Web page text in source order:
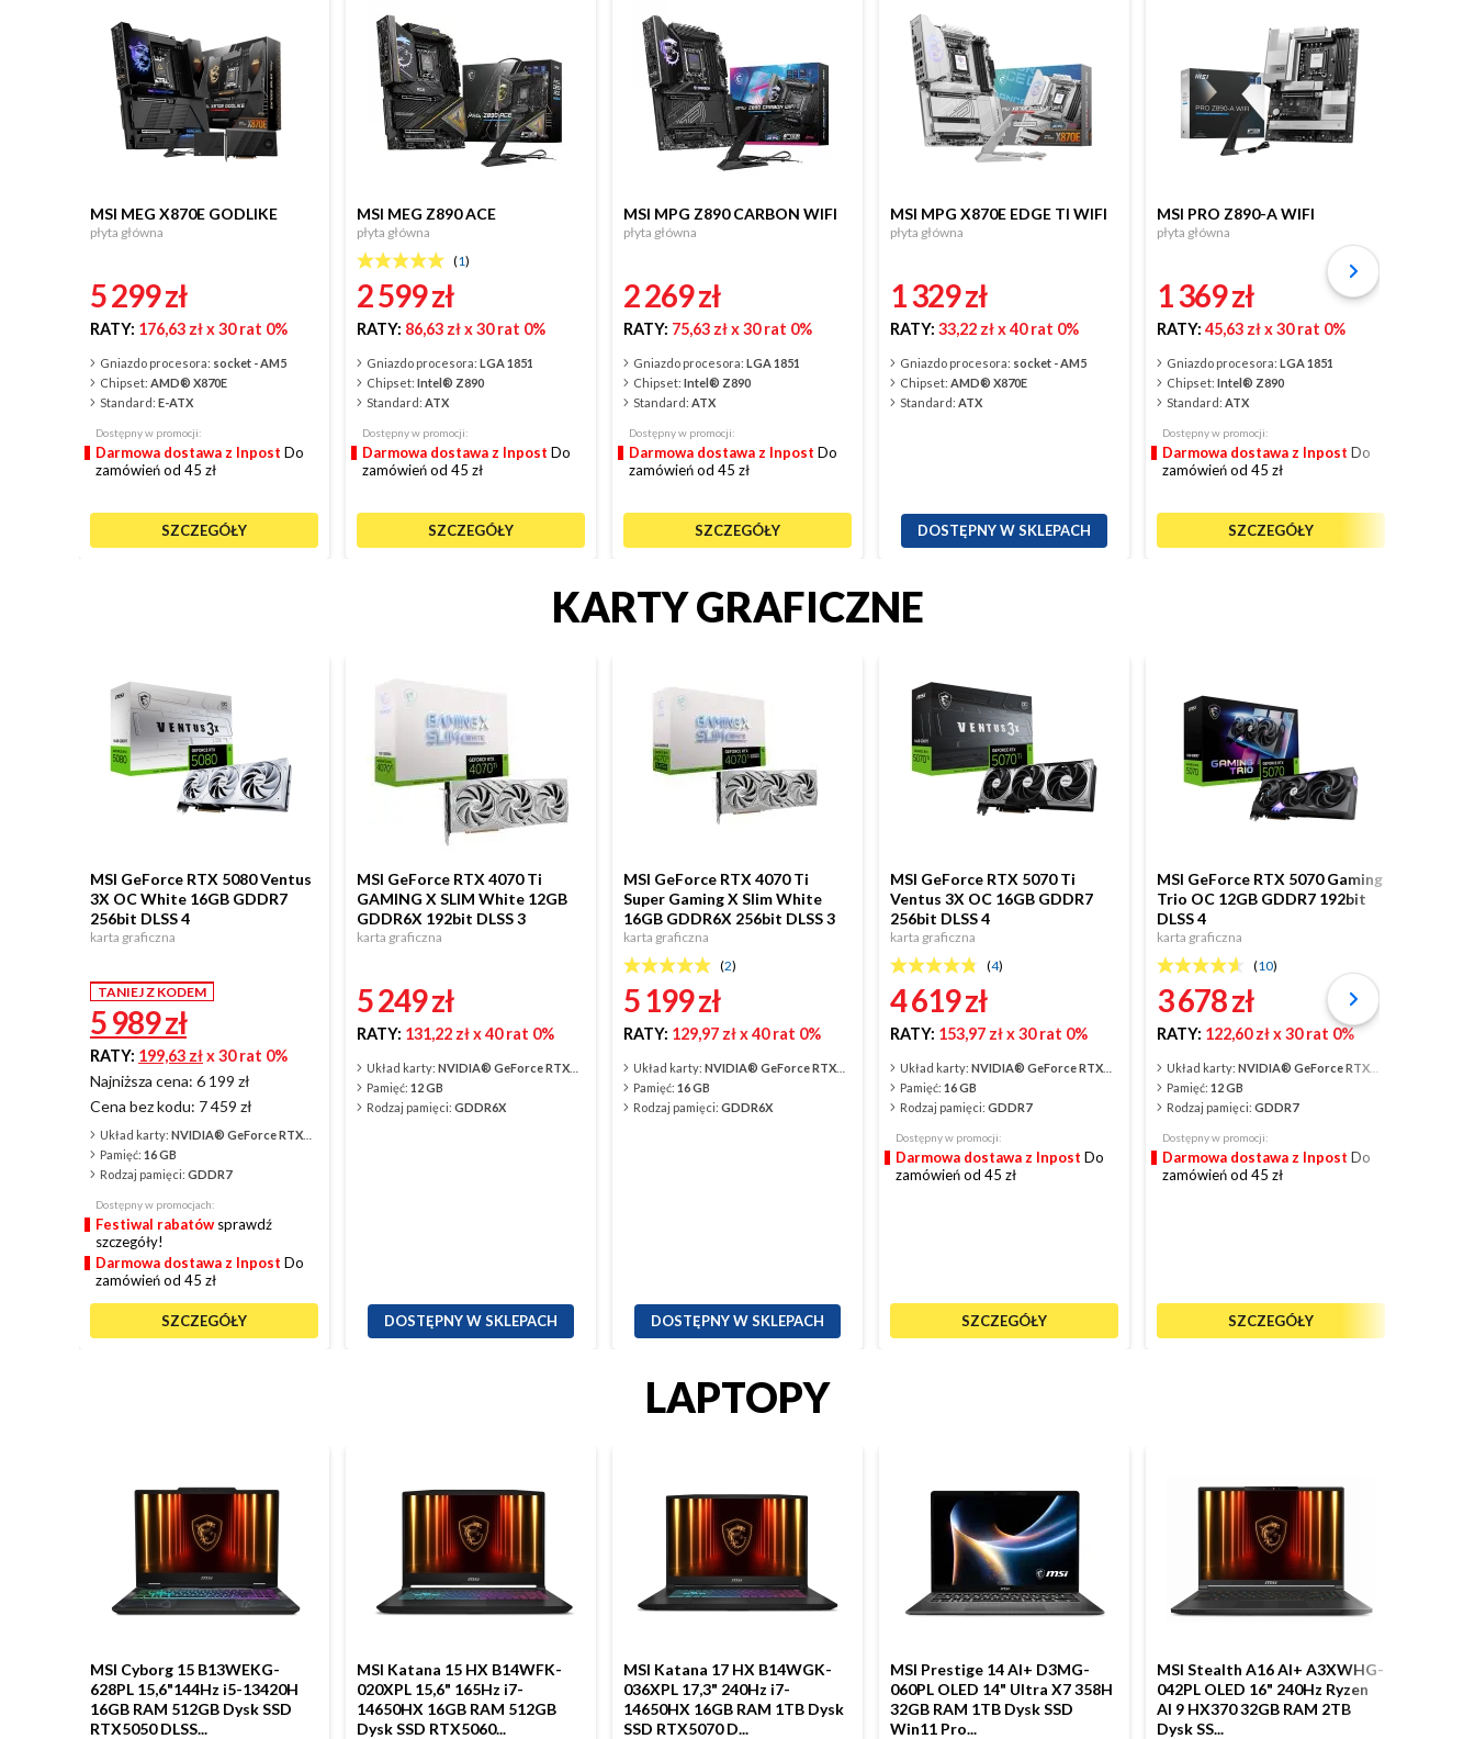
MSI MEG X870E GODLIKE
płyta główna
5 299zł
RATY: 176,63 złx 30 rat 0%
Gniazdo procesora: socket - AM5
Chipset: AMD® X870E
Standard: E-ATX
Dostępny w promocji:
Darmowa dostawa z Inpost Do
zamówień od 45 zł
SZCZEGÓŁY
MSI MEG Z890 ACE
płyta główna
(1)
2 599zł
RATY: 86,63 złx 30 rat 0%
Gniazdo procesora: LGA 1851
Chipset: Intel® Z890
Standard: ATX
Dostępny w promocji:
Darmowa dostawa z Inpost Do
zamówień od 45 zł
SZCZEGÓŁY
MSI MPG Z890 CARBON WIFI
płyta główna
2 269zł
RATY: 75,63 złx 30 rat 0%
Gniazdo procesora: LGA 1851
Chipset: Intel® Z890
Standard: ATX
Dostępny w promocji:
Darmowa dostawa z Inpost Do
zamówień od 45 zł
SZCZEGÓŁY
MSI MPG X870E EDGE TI WIFI
płyta główna
1 329zł
RATY: 33,22 złx 40 rat 0%
Gniazdo procesora: socket - AM5
Chipset: AMD® X870E
Standard: ATX
DOSTĘPNY W SKLEPACH
MSI PRO Z890-A WIFI
płyta główna
1 369zł
RATY: 45,63 złx 30 rat 0%
Gniazdo procesora: LGA 1851
Chipset: Intel® Z890
Standard: ATX
Dostępny w promocji:
Darmowa dostawa z Inpost Do
zamówień od 45 zł
SZCZEGÓŁY
KARTY GRAFICZNE
MSI GeForce RTX 5080 Ventus
3X OC White 16GB GDDR7
256bit DLSS 4
karta graficzna
TANIEJ Z KODEM
5 989zł
RATY: 199,63 złx 30 rat 0%
Najniższa cena: 6 199 zł
Cena bez kodu: 7 459 zł
Układ karty: NVIDIA® GeForce RTX™ 5080
Pamięć: 16 GB
Rodzaj pamięci: GDDR7
Dostępny w promocjach:
Festiwal rabatów sprawdź
szczegóły!
Darmowa dostawa z Inpost Do
zamówień od 45 zł
SZCZEGÓŁY
MSI GeForce RTX 4070 Ti
GAMING X SLIM White 12GB
GDDR6X 192bit DLSS 3
karta graficzna
5 249zł
RATY: 131,22 złx 40 rat 0%
Układ karty: NVIDIA® GeForce RTX™ 4070 Ti
Pamięć: 12 GB
Rodzaj pamięci: GDDR6X
DOSTĘPNY W SKLEPACH
MSI GeForce RTX 4070 Ti
Super Gaming X Slim White
16GB GDDR6X 256bit DLSS 3
karta graficzna
(2)
5 199zł
RATY: 129,97 złx 40 rat 0%
Układ karty: NVIDIA® GeForce RTX™ 4070 Ti Super
Pamięć: 16 GB
Rodzaj pamięci: GDDR6X
DOSTĘPNY W SKLEPACH
MSI GeForce RTX 5070 Ti
Ventus 3X OC 16GB GDDR7
256bit DLSS 4
karta graficzna
(4)
4 619zł
RATY: 153,97 złx 30 rat 0%
Układ karty: NVIDIA® GeForce RTX™ 5070 Ti
Pamięć: 16 GB
Rodzaj pamięci: GDDR7
Dostępny w promocji:
Darmowa dostawa z Inpost Do
zamówień od 45 zł
SZCZEGÓŁY
MSI GeForce RTX 5070 Gaming
Trio OC 12GB GDDR7 192bit
DLSS 4
karta graficzna
(10)
3 678zł
RATY: 122,60 złx 30 rat 0%
Układ karty: NVIDIA® GeForce RTX™ 5070
Pamięć: 12 GB
Rodzaj pamięci: GDDR7
Dostępny w promocji:
Darmowa dostawa z Inpost Do
zamówień od 45 zł
SZCZEGÓŁY
LAPTOPY
MSI Cyborg 15 B13WEKG-
628PL 15,6"144Hz i5-13420H
16GB RAM 512GB Dysk SSD
RTX5050 DLSS...
MSI Katana 15 HX B14WFK-
020XPL 15,6" 165Hz i7-
14650HX 16GB RAM 512GB
Dysk SSD RTX5060...
MSI Katana 17 HX B14WGK-
036XPL 17,3" 240Hz i7-
14650HX 16GB RAM 1TB Dysk
SSD RTX5070 D...
MSI Prestige 14 AI+ D3MG-
060PL OLED 14" Ultra X7 358H
32GB RAM 1TB Dysk SSD
Win11 Pro...
MSI Stealth A16 AI+ A3XWHG-
042PL OLED 16" 240Hz Ryzen
AI 9 HX370 32GB RAM 2TB
Dysk SS...